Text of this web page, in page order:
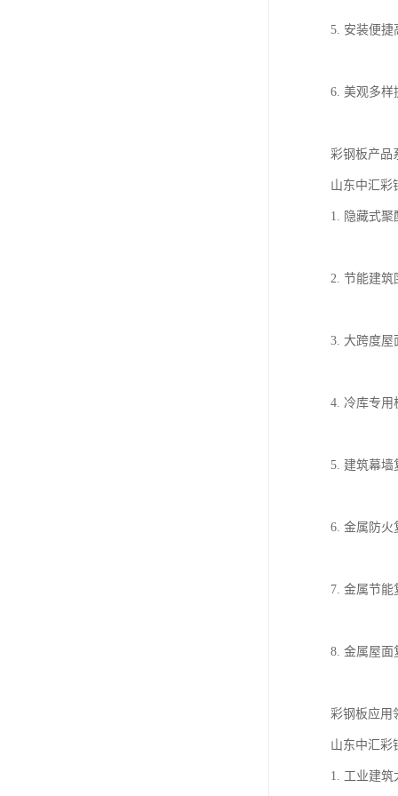
5. 安装便捷
6. 美观多样
彩钢板产品
山东中汇彩
1. 隐藏式
2. 节能建筑
3. 大跨度屋
4. 冷库专用
5. 建筑幕墙
6. 金属防火
7. 金属节
8. 金属屋面
彩钢板应用
山东中汇彩
1. 工业建